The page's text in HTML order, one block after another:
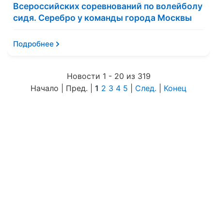
Всероссийских соревнований по волейболу
сидя. Серебро у команды города Москвы
Подробнее
Новости 1 - 20 из 319
Начало | Пред. | 1 2 3 4 5 След. Конец